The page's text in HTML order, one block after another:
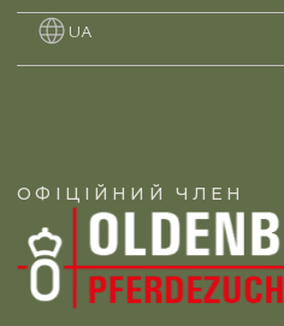
UA
ОФІЦІЙНИЙ ЧЛЕН